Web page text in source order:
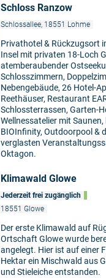
Schloss Ranzow
Schlossallee, 18551 Lohme
Privathotel & Rückzugsort
Insel mit privaten 18-Loch
atemberaubender
Schlosszimmern,
Nebengebäude, 26 Hotel-
Reethäuser, Restaurant
Schlossterrassen, Garten-
Wellnessatelier mit
BIOInfinity, Outdoorpool &
verglasten
Oktagon.
Klimawald Glowe
Jederzeit frei zugänglich
18551 Glowe
Der erste Klimawald auf
Ortschaft Glowe wurde
angelegt. Hier ist auf einer
Hektar ein Mischwald aus
und Stieleiche entstanden.